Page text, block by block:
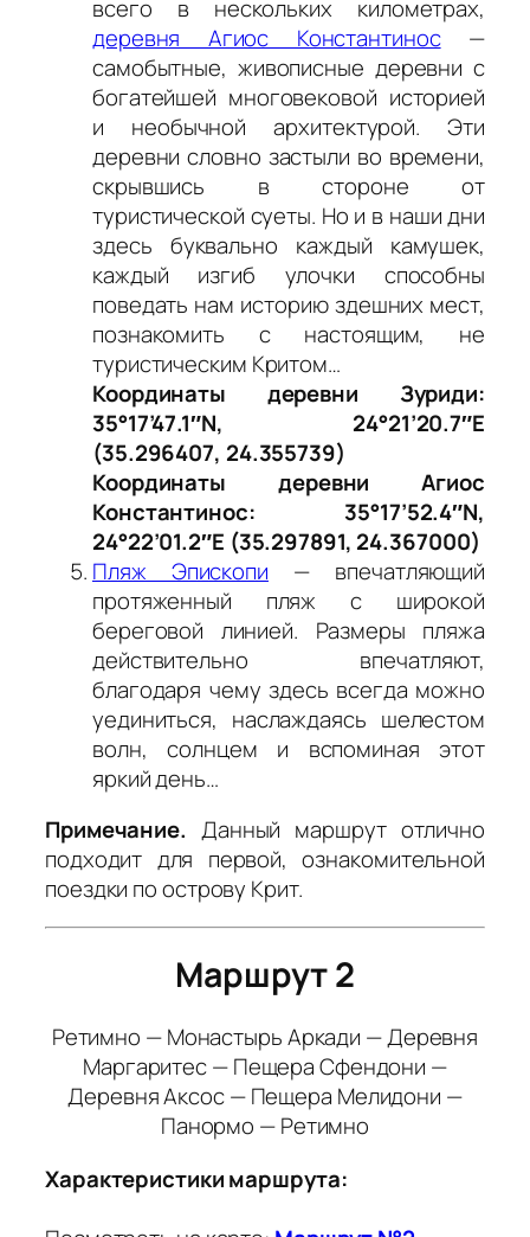
всего в нескольких километрах,
деревня Агиос Константинос—
самобытные, живописные деревни с
богатейшей многовековой историей
и необычной архитектурой. Эти
деревни словно застыли во времени,
скрывшись в стороне от
туристической суеты. Но и в наши дни
здесь буквально каждый камушек,
каждый изгиб улочки способны
поведать нам историю здешних мест,
познакомить с настоящим, не
туристическим Критом…
Координаты деревни Зуриди:
35°17’47.1″N, 24°21’20.7″E
(35.296407, 24.355739)
Координаты деревни Агиос
Константинос: 35°17’52.4″N,
24°22’01.2″E (35.297891, 24.367000)
Пляж Эпископи — впечатляющий
протяженный пляж с широкой
береговой линией. Размеры пляжа
действительно впечатляют,
благодаря чему здесь всегда можно
уединиться, наслаждаясь шелестом
волн, солнцем и вспоминая этот
яркий день…
Примечание. Данный маршрут отлично
подходит для первой, ознакомительной
поездки по острову Крит.
Маршрут 2
Ретимно — Монастырь Аркади — Деревня
Маргаритес — Пещера Сфендони —
Деревня Аксос — Пещера Мелидони —
Панормо — Ретимно
Характеристики маршрута: